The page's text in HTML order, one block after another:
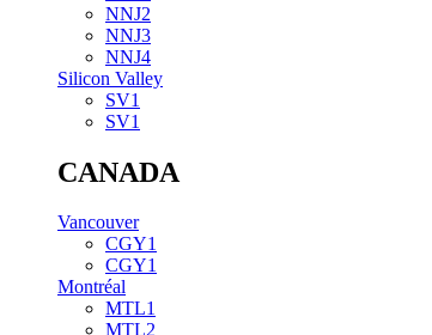
NNJ2
NNJ3
NNJ4
Silicon Valley
SV1
SV1
CANADA
Vancouver
CGY1
CGY1
Montréal
MTL1
MTL2